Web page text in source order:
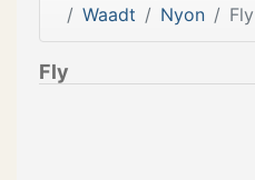
Waadt
Nyon Fly
Fly